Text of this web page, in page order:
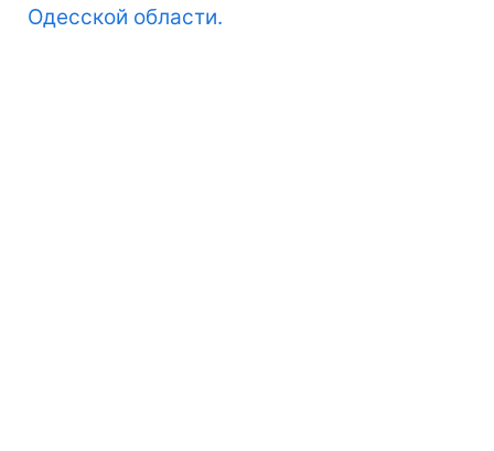
Одесской области.